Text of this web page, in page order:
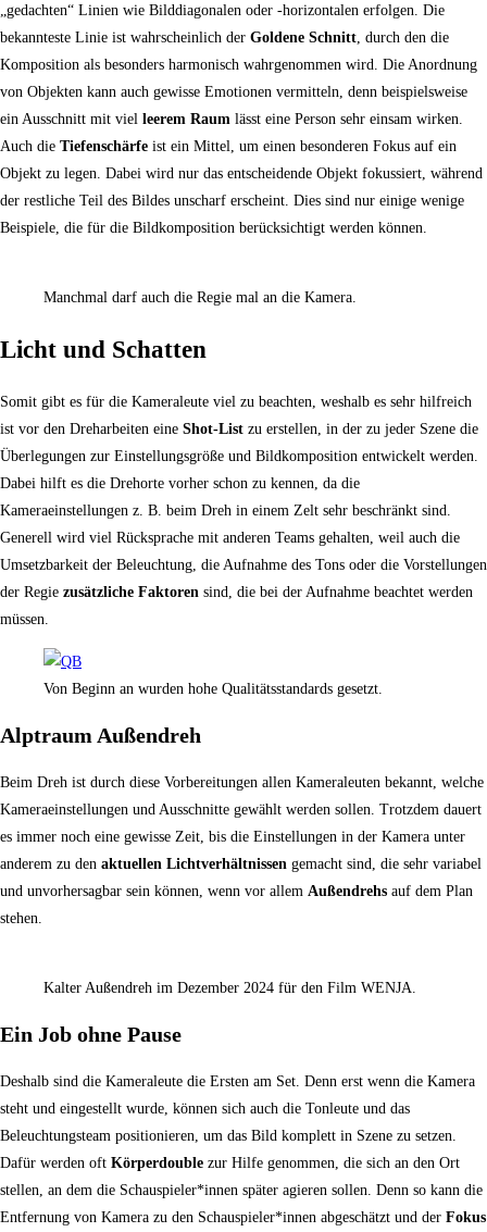
„gedachten“ Linien wie Bilddiagonalen oder -horizontalen erfolgen. Die
bekannteste Linie ist wahrscheinlich der Goldene Schnitt, durch den die
Komposition als besonders harmonisch wahrgenommen wird. Die Anordnung
von Objekten kann auch gewisse Emotionen vermitteln, denn beispielsweise
ein Ausschnitt mit viel leerem Raum lässt eine Person sehr einsam wirken.
Auch die Tiefenschärfe ist ein Mittel, um einen besonderen Fokus auf ein
Objekt zu legen. Dabei wird nur das entscheidende Objekt fokussiert, während
der restliche Teil des Bildes unscharf erscheint. Dies sind nur einige wenige
Beispiele, die für die Bildkomposition berücksichtigt werden können.
Manchmal darf auch die Regie mal an die Kamera.
Licht und Schatten
Somit gibt es für die Kameraleute viel zu beachten, weshalb es sehr hilfreich
ist vor den Dreharbeiten eine Shot-List zu erstellen, in der zu jeder Szene die
Überlegungen zur Einstellungsgröße und Bildkomposition entwickelt werden.
Dabei hilft es die Drehorte vorher schon zu kennen, da die
Kameraeinstellungen z. B. beim Dreh in einem Zelt sehr beschränkt sind.
Generell wird viel Rücksprache mit anderen Teams gehalten, weil auch die
Umsetzbarkeit der Beleuchtung, die Aufnahme des Tons oder die Vorstellungen
der Regie zusätzliche Faktoren sind, die bei der Aufnahme beachtet werden
müssen.
Von Beginn an wurden hohe Qualitätsstandards gesetzt.
Alptraum Außendreh
Beim Dreh ist durch diese Vorbereitungen allen Kameraleuten bekannt, welche
Kameraeinstellungen und Ausschnitte gewählt werden sollen. Trotzdem dauert
es immer noch eine gewisse Zeit, bis die Einstellungen in der Kamera unter
anderem zu den aktuellen Lichtverhältnissen gemacht sind, die sehr variabel
und unvorhersagbar sein können, wenn vor allem Außendrehs auf dem Plan
stehen.
Kalter Außendreh im Dezember 2024 für den Film WENJA.
Ein Job ohne Pause
Deshalb sind die Kameraleute die Ersten am Set. Denn erst wenn die Kamera
steht und eingestellt wurde, können sich auch die Tonleute und das
Beleuchtungsteam positionieren, um das Bild komplett in Szene zu setzen.
Dafür werden oft Körperdouble zur Hilfe genommen, die sich an den Ort
stellen, an dem die Schauspieler*innen später agieren sollen. Denn so kann die
Entfernung von Kamera zu den Schauspieler*innen abgeschätzt und der Fokus